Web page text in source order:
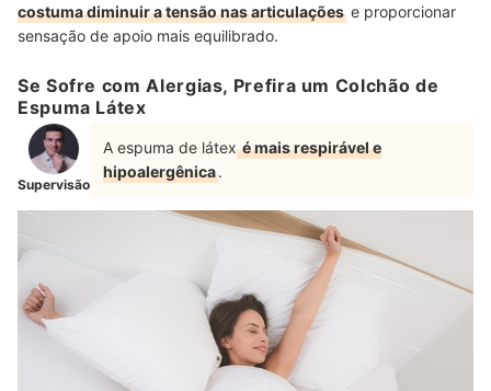
costuma diminuir a tensão nas articulações e proporcionar
sensação de apoio mais equilibrado.
Se Sofre com Alergias, Prefira um Colchão de
Espuma Látex
Supervisão
A espuma de látexé mais respirável e
hipoalergênica.